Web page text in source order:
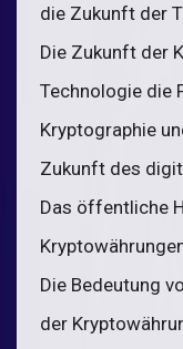
die Zukunft der
Die Zukunft der
Technologie die
Kryptographie
Zukunft des
Das öffentliche
Die Bedeutung
der